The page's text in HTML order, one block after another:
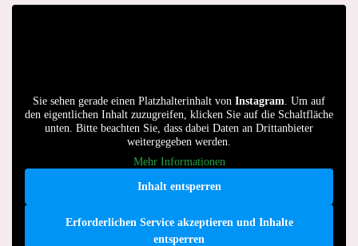
Sie sehen gerade einen Platzhalterinhalt von Instagram . Um auf
den eigentlichen Inhalt zuzugreifen, klicken Sie auf die Schaltfläche
unten. Bitte beachten Sie, dass dabei Daten an Drittanbieter
weitergegeben werden.
Mehr Informationen
Inhalt entsperren
Erforderlichen Service akzeptieren und Inhalte
entsperren